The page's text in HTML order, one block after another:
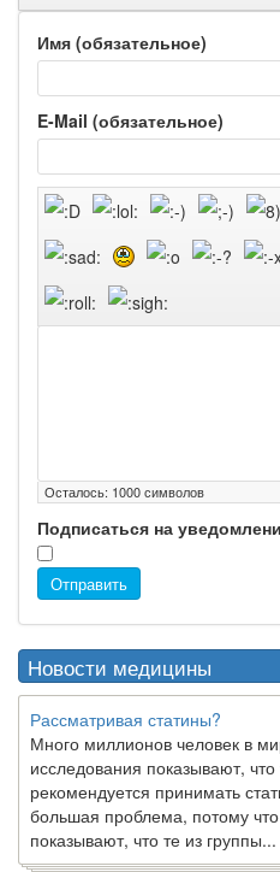
Имя (обязательное)
E-Mail (обязательное)
Осталось: 1000символов
Подписаться на
Отправить
Новости медицины
Рассматривая статины?
Много миллионов человек в
исследования показывают,
рекомендуется принимать
большая проблема, потому
показывают, что те из группы...